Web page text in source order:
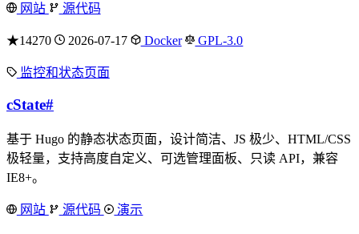
网站 源代码
★14270 2026-07-17 Docker GPL-3.0
监控和状态页面
cState#
基于 Hugo 的静态状态页面，设计简洁、JS 极少、HTML/CSS
极轻量，支持高度自定义、可选管理面板、只读 API，兼容
IE8+。
网站 源代码 演示